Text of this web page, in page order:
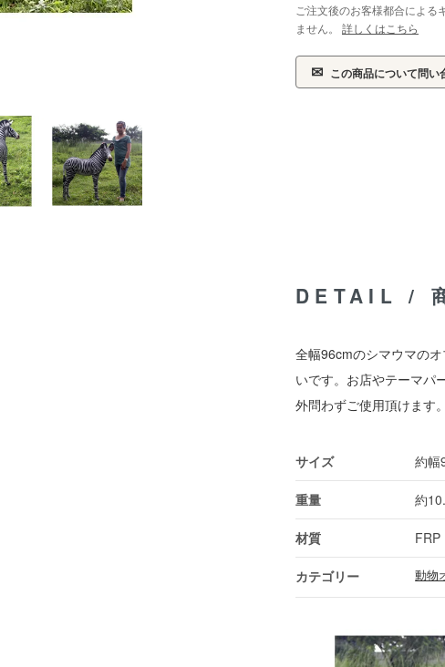
ご注文後のお客様都合による
ません。 詳しくはこちら
✉ この商品について問い
DETAIL /
全幅96cmのシマウマの
いです。お店やテーマパ
外問わずご使用頂けます。
約幅
約
FRP
動物